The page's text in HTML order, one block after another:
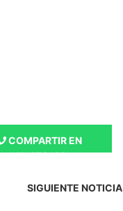
COMPARTIR EN
WHATSAPP
SIGUIENTE NOTICIA